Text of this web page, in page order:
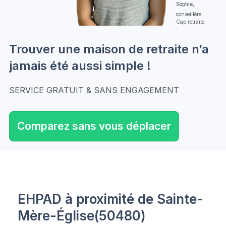
Sophie,
conseillère
Cap retraite
Trouver une maison de retraite n’a
jamais été aussi simple !
SERVICE GRATUIT & SANS ENGAGEMENT
Comparez sans vous déplacer
EHPAD à proximité de Sainte-
Mère-Église(50480)